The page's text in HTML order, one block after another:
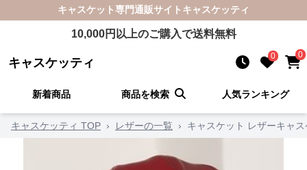
キャスケット専門通販サイト キャスケッティ
10,000円以上のご購入で送料無料
キャスケッティ 0 0
新着商品 商品を検索 人気ランキング
キャスケッティ TOP › レザーの一覧 › キャスケット レザーキャ